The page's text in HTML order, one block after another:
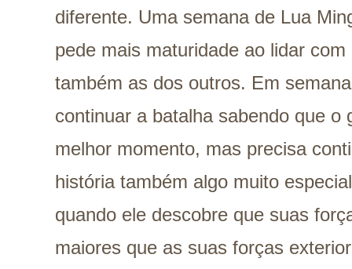
diferente. Uma semana de Lua
pede mais maturidade ao lidar
também as dos outros. Em
continuar a batalha sabendo que o
melhor momento, mas precisa
história também algo muito
quando ele descobre que suas
maiores que as suas forças